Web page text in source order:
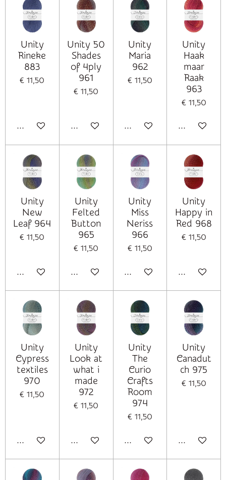
Unity
Rineke
883
€ 11,50
In winkelwagen
Unity 50
Shades
of 4ply
961
€ 11,50
In winkelwagen
Unity
Maria
962
€ 11,50
In winkelwagen
Unity
Haak
maar
Raak
963
€ 11,50
In
Unity
New
Leaf 964
€ 11,50
In winkelwagen
Unity
Felted
Button
965
€ 11,50
In winkelwagen
Unity
Miss
Neriss
966
€ 11,50
In winkelwagen
Unity
Happy in
Red 968
€ 11,50
In
Unity
Cypress
textiles
970
€ 11,50
In winkelwagen
Unity
Look at
what i
made
972
€ 11,50
In winkelwagen
Unity
The
Curio
Crafts
Room
974
€ 11,50
In winkelwagen
Unity
Canadut
ch 975
€ 11,50
In